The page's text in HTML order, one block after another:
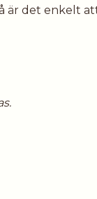
det enkelt